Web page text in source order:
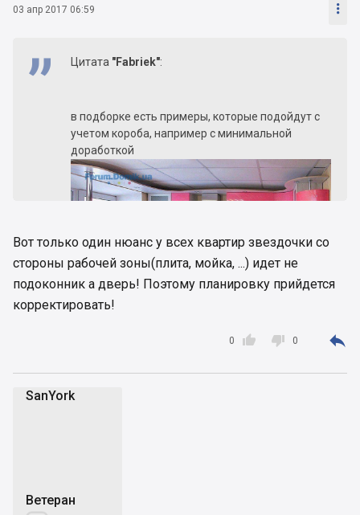
03 апр 2017 06:59 
Цитата "Fabriek":
в подборке есть примеры, которые подойдут с
учетом короба, например с минимальной
доработкой
Вот только один нюанс у всех квартир звездочки со
стороны рабочей зоны(плита, мойка, ...) идет не
подоконник а дверь! Поэтому планировку прийдется
корректировать!

0  0 
SanYork
Ветеран